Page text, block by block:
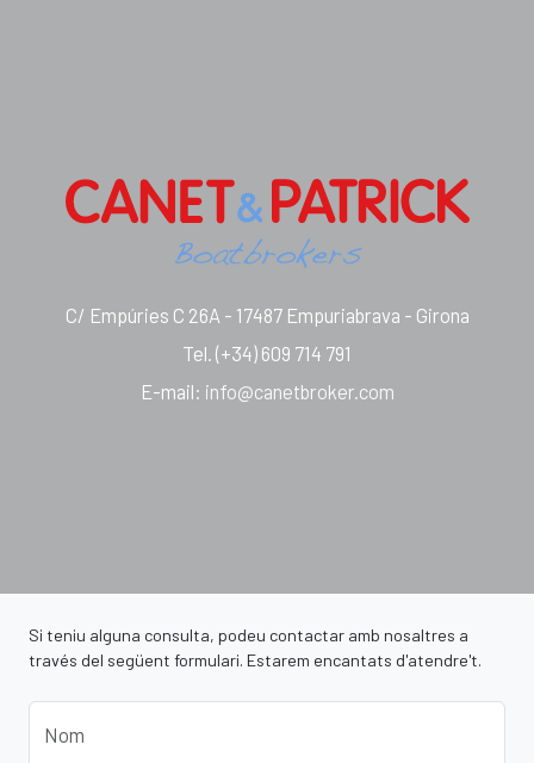
C/ Empúries C 26A - 17487 Empuriabrava - Girona
Tel. (+34) 609 714 791
E-mail: info@canetbroker.com
Si teniu alguna consulta, podeu contactar amb nosaltres a
través del següent formulari. Estarem encantats d'atendre't.
Nom